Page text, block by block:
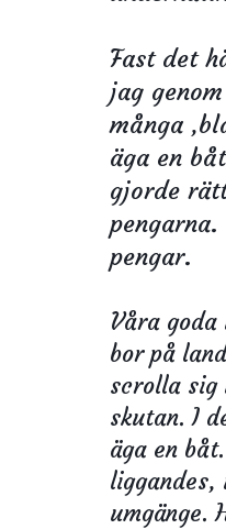
Fast det
jag
många
äga en
gjorde
pengar.
Våra
bor på
scrolla sig
skutan. I
äga en
umgänge.